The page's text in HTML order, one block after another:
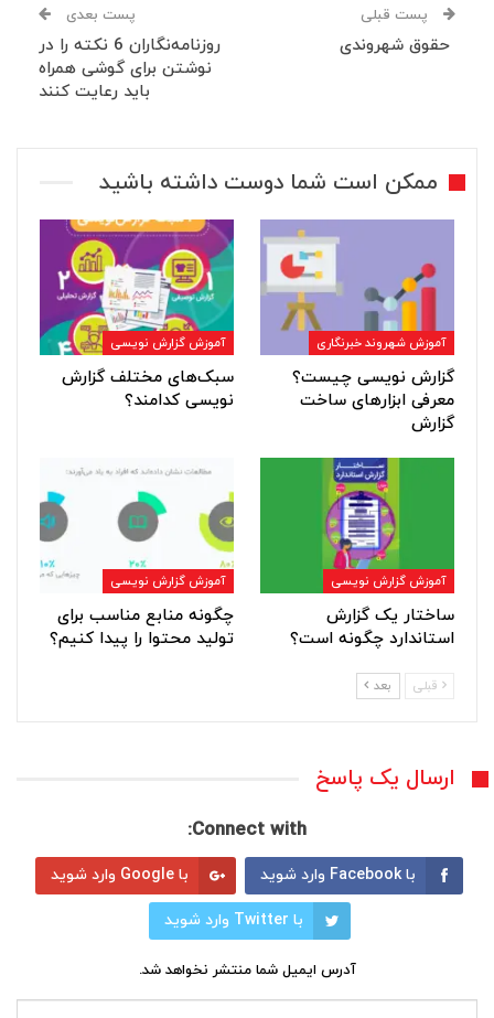
پست قبلی
حقوق شهروندی
پست بعدی
روزنامه‌نگاران 6 نکته را در
نوشتن برای گوشی همراه
باید رعایت کنند
ممکن است شما دوست داشته باشید
آموزش شهروند خبرنگاری
گزارش نویسی چیست؟
معرفی ابزارهای ساخت
گزارش
آموزش گزارش نویسی
سبک‌های مختلف گزارش
نویسی کدامند؟
آموزش گزارش نویسی
ساختار یک گزارش
استاندارد چگونه است؟
آموزش گزارش نویسی
چگونه منابع مناسب برای
تولید محتوا را پیدا کنیم؟
قبلی بعد
ارسال یک پاسخ
Connect with:
با Facebook وارد شوید با Google وارد شوید
با Twitter وارد شوید
آدرس ایمیل شما منتشر نخواهد شد.